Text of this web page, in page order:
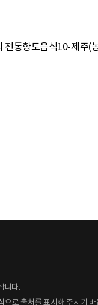
통향토음식10-제주(
니다.
으로 출처를 표시해 주시기 바